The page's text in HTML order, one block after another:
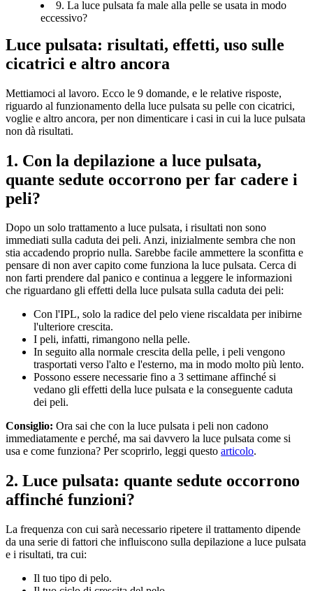
9. La luce pulsata fa male alla pelle se usata in modo
eccessivo?
Luce pulsata: risultati, effetti, uso sulle
cicatrici e altro ancora
Mettiamoci al lavoro. Ecco le 9 domande, e le relative risposte,
riguardo al funzionamento della luce pulsata su pelle con cicatrici,
voglie e altro ancora, per non dimenticare i casi in cui la luce pulsata
non dà risultati.
1. Con la depilazione a luce pulsata,
quante sedute occorrono per far cadere i
peli?
Dopo un solo trattamento a luce pulsata, i risultati non sono
immediati sulla caduta dei peli. Anzi, inizialmente sembra che non
stia accadendo proprio nulla. Sarebbe facile ammettere la sconfitta e
pensare di non aver capito come funziona la luce pulsata. Cerca di
non farti prendere dal panico e continua a leggere le informazioni
che riguardano gli effetti della luce pulsata sulla caduta dei peli:
Con l'IPL, solo la radice del pelo viene riscaldata per inibirne
l'ulteriore crescita.
I peli, infatti, rimangono nella pelle.
In seguito alla normale crescita della pelle, i peli vengono
trasportati verso l'alto e l'esterno, ma in modo molto più lento.
Possono essere necessarie fino a 3 settimane affinché si
vedano gli effetti della luce pulsata e la conseguente caduta
dei peli.
Consiglio: Ora sai che con la luce pulsata i peli non cadono
immediatamente e perché, ma sai davvero la luce pulsata come si
usa e come funziona? Per scoprirlo, leggi questo articolo.
2. Luce pulsata: quante sedute occorrono
affinché funzioni?
La frequenza con cui sarà necessario ripetere il trattamento dipende
da una serie di fattori che influiscono sulla depilazione a luce pulsata
e i risultati, tra cui:
Il tuo tipo di pelo.